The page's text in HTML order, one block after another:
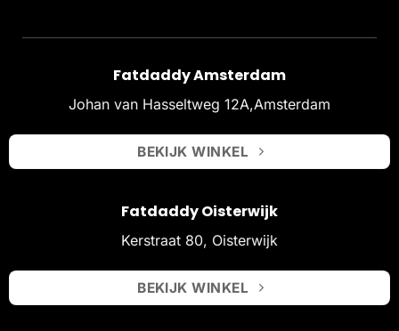
Fatdaddy Amsterdam
Johan van Hasseltweg 12A,Amsterdam
BEKIJK WINKEL
Fatdaddy Oisterwijk
Kerstraat 80, Oisterwijk
BEKIJK WINKEL